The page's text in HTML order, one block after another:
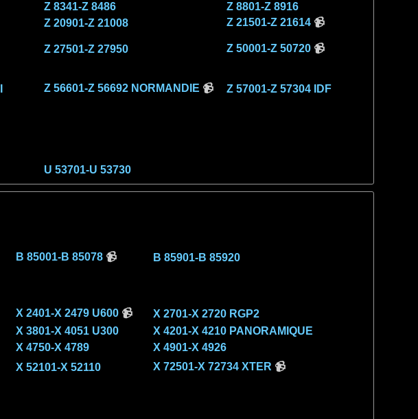
Z 8341-Z 8486
Z 8801-Z 8916
Z 20901-Z 21008 Z 21501-Z 21614📹
Z 27501-Z 27950 Z 50001-Z 50720📹
Z 56601-Z 56692 NORMANDIE 📹
Z 57001-Z 57304 IDF
U 53701-U 53730
B 85001-B 85078📹 B 85901-B 85920
X 2401-X 2479 U600📹
X 2701-X 2720 RGP2
X 3801-X 4051 U300
X 4201-X 4210 PANORAMIQUE
X 4750-X 4789
X 4901-X 4926
X 52101-X 52110 X 72501-X 72734 XTER 📹